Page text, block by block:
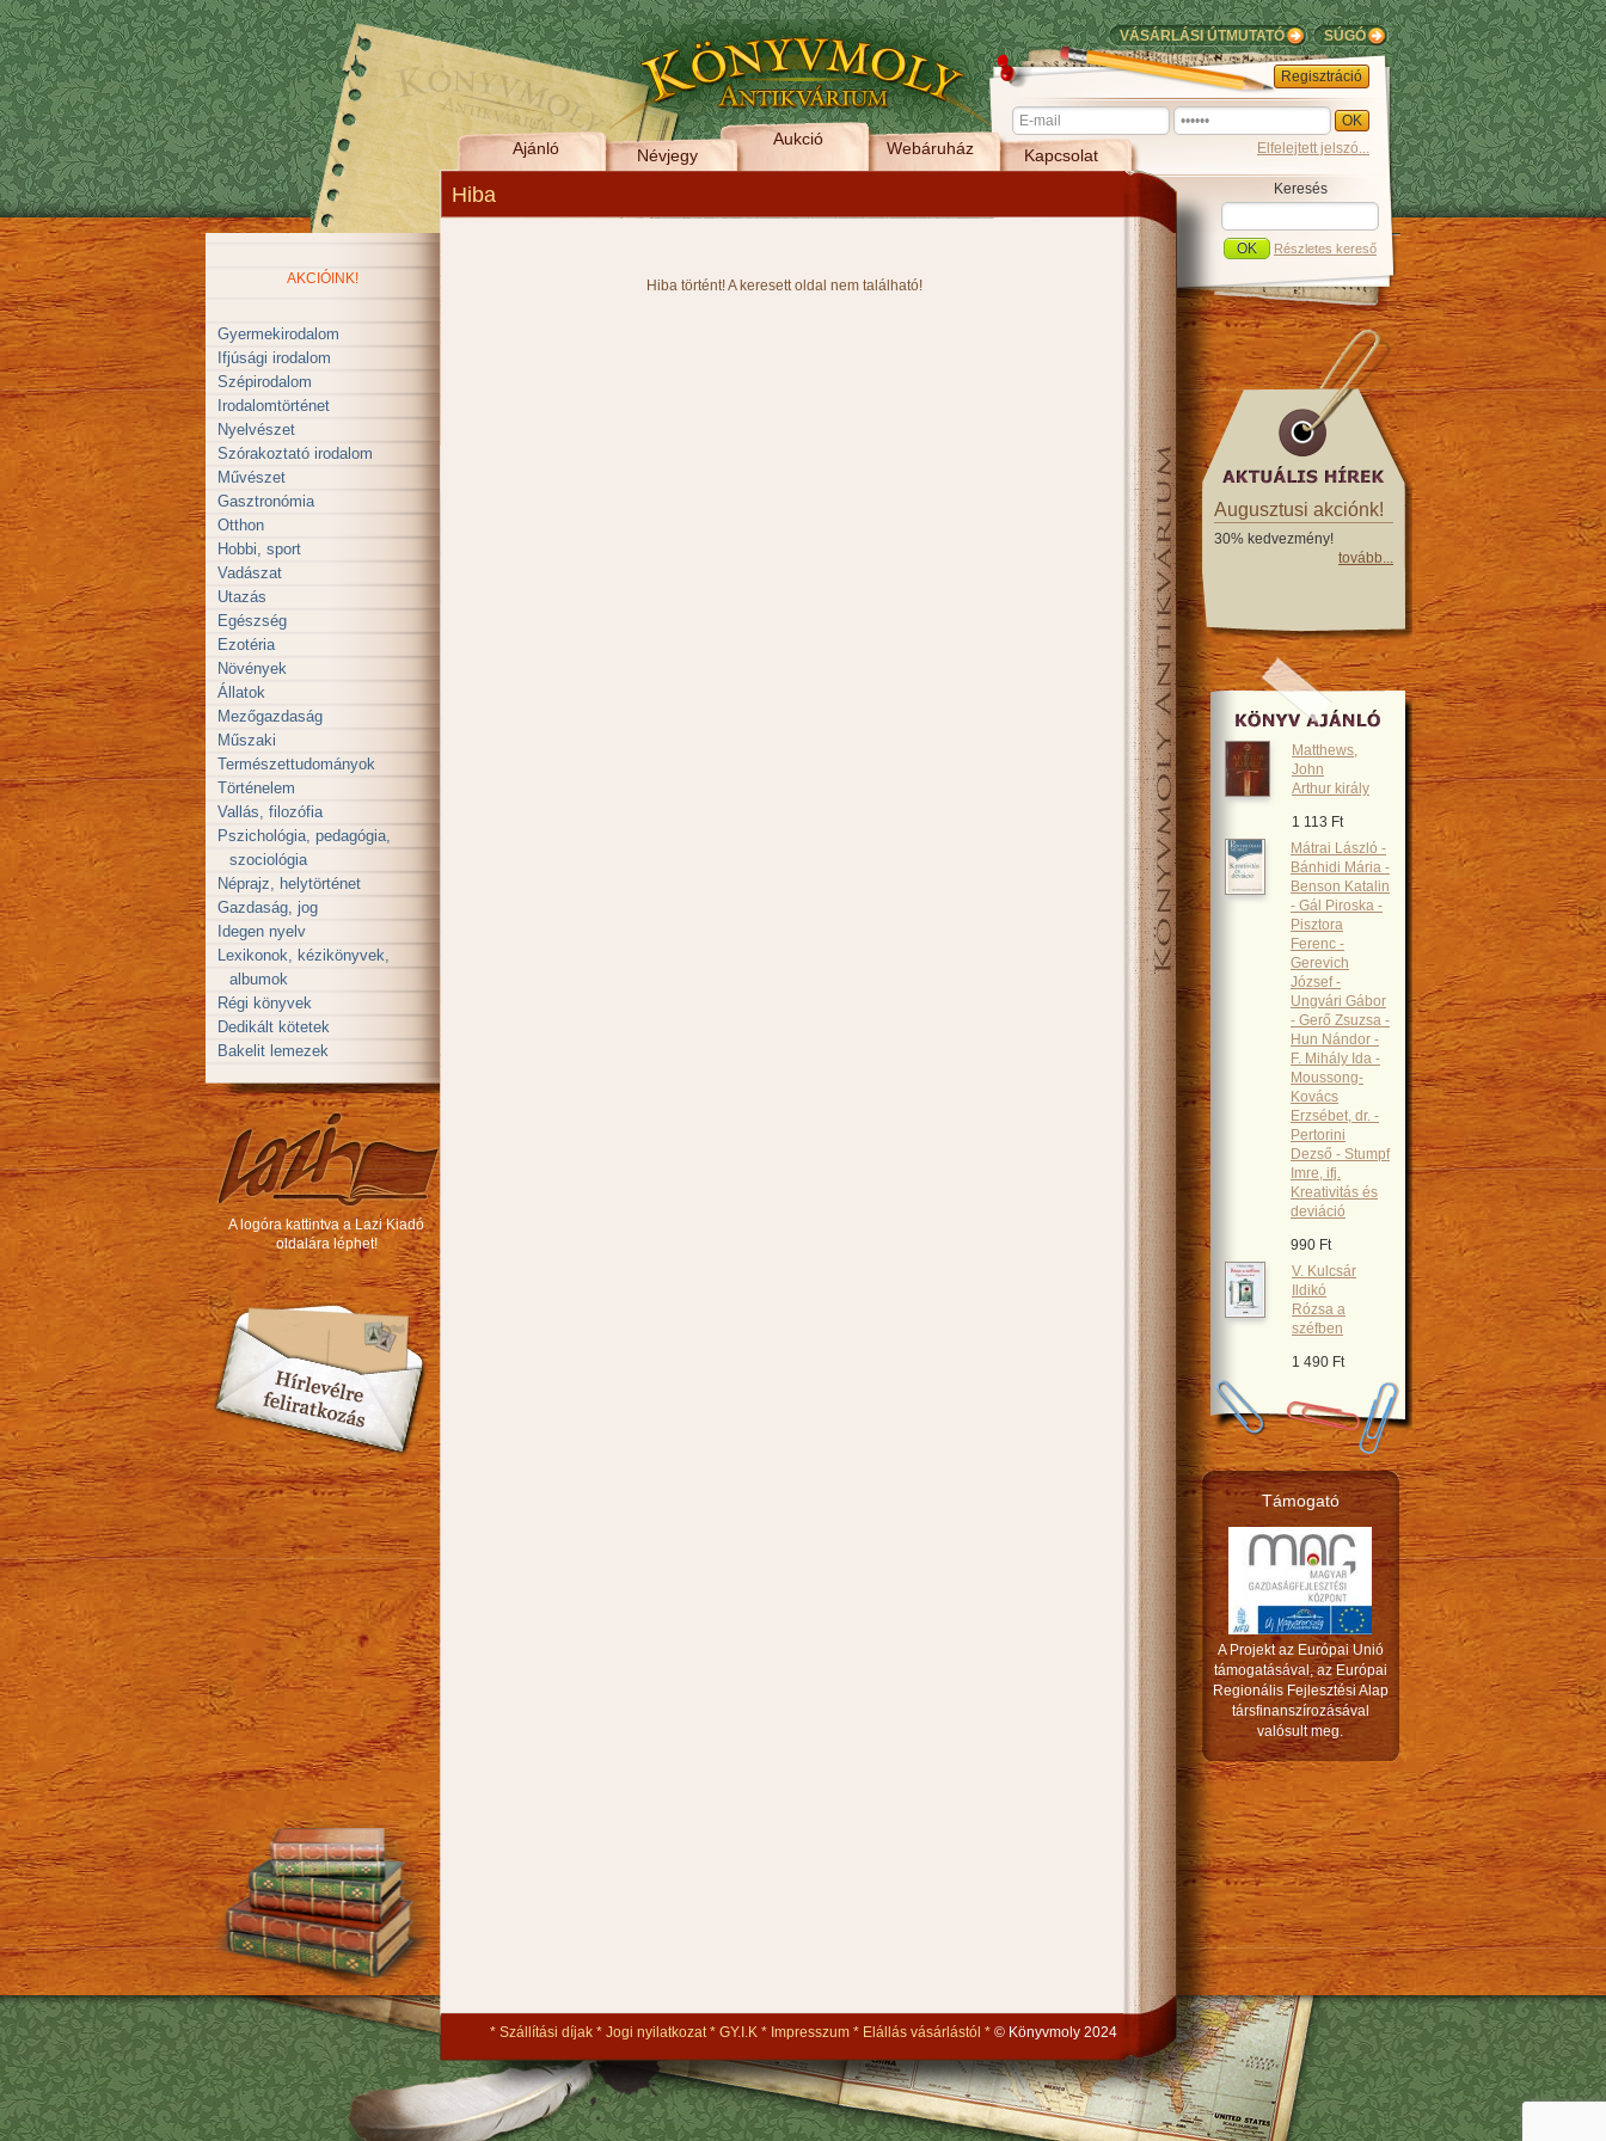
SÚGÓ
VÁSÁRLÁSI ÚTMUTATÓ
Regisztráció
Elfelejtett jelszó...
Ajánló Névjegy
Aukció Webáruház Kapcsolat
Hiba Keresés
Részletes kereső
AKCIÓINK!
Gyermekirodalom
Ifjúsági irodalom
Szépirodalom
Irodalomtörténet
Nyelvészet
Szórakoztató irodalom
Művészet
Gasztronómia
Otthon
Hobbi, sport
Vadászat
Utazás
Egészség
Ezotéria
Növények
Állatok
Mezőgazdaság
Műszaki
Természettudományok
Történelem
Vallás, filozófia
Pszichológia, pedagógia,
szociológia
Néprajz, helytörténet
Gazdaság, jog
Idegen nyelv
Lexikonok, kézikönyvek,
albumok
Régi könyvek
Dedikált kötetek
Bakelit lemezek
A logóra kattintva a Lazi Kiadó
oldalára léphet!
Augusztusi akciónk!
30% kedvezmény!
tovább...
Matthews,
John
Arthur király
1 113 Ft
Mátrai László -
Bánhidi Mária -
Benson Katalin
- Gál Piroska -
Pisztora
Ferenc -
Gerevich
József -
Ungvári Gábor
- Gerő Zsuzsa -
Hun Nándor -
F. Mihály Ida -
Moussong-
Kovács
Erzsébet, dr. -
Pertorini
Dezső - Stumpf
Imre, ifj.
Kreativitás és
deviáció
990 Ft
V. Kulcsár
Ildikó
Rózsa a
széfben
1 490 Ft
Támogató
A Projekt az Európai Unió
támogatásával, az Európai
Regionális Fejlesztési Alap
társfinanszírozásával
valósult meg.
Hiba történt! A keresett oldal nem található!
Szállítási díjak Jogi nyilatkozat GY.I.K Impresszum Elállás vásárlástól © Könyvmoly 2024